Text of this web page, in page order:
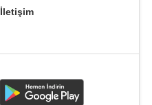
İletişim